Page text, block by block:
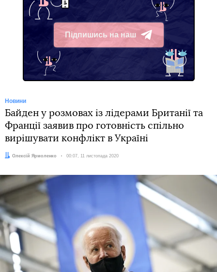
Підпишись на наш
Telegram
Новини
Байден у розмовах із лідерами Британії та
Франції заявив про готовність спільно
вирішувати конфлікт в Україні
Автор:
Олексій Ярмоленко Дата:
00:07, 11 листопада 2020